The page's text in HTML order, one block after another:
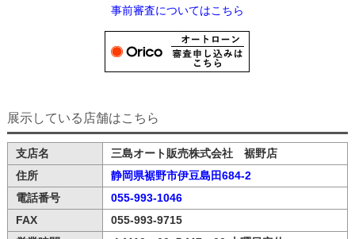
事前審査についてはこちら
展示している店舗はこちら
支店名
三島オート販売株式会社 裾野店
住所
静岡県裾野市伊豆島田684-2
電話番号
055-993-1046
FAX
055-993-9715